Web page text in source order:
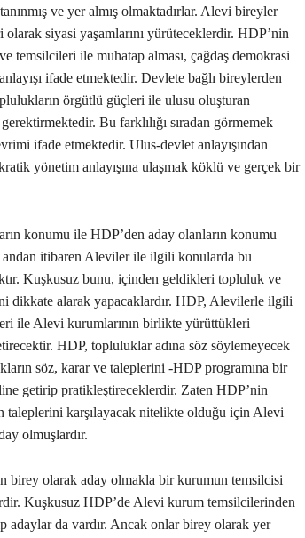
ve yer almış olmaktadırlar. Alevi bireyler
siyasi yaşamlarını yürüteceklerdir. HDP’nin
temsilcileri ile muhatap alması, çağdaş demokrasi
ifade etmektedir. Devlete bağlı bireylerden
örgütlü güçleri ile ulusu oluşturan
Bu farklılığı sıradan görmemek
ifade etmektedir. Ulus-devlet anlayışından
yönetim anlayışına ulaşmak köklü ve gerçek bir
konumu ile HDP’den aday olanların konumu
andan itibaren Aleviler ile ilgili konularda bu
Kuşkusuz bunu, içinden geldikleri topluluk ve
dikkate alarak yapacaklardır. HDP, Alevilerle ilgili
ile Alevi kurumlarının birlikte yürüttükleri
HDP, topluluklar adına söz söylemeyecek
söz, karar ve taleplerini -HDP programına bir
getirip pratikleştireceklerdir. Zaten HDP’nin
taleplerini karşılayacak nitelikte olduğu için Alevi
olmuşlardır.
birey olarak aday olmakla bir kurumun temsilcisi
Kuşkusuz HDP’de Alevi kurum temsilcilerinden
adaylar da vardır. Ancak onlar birey olarak yer